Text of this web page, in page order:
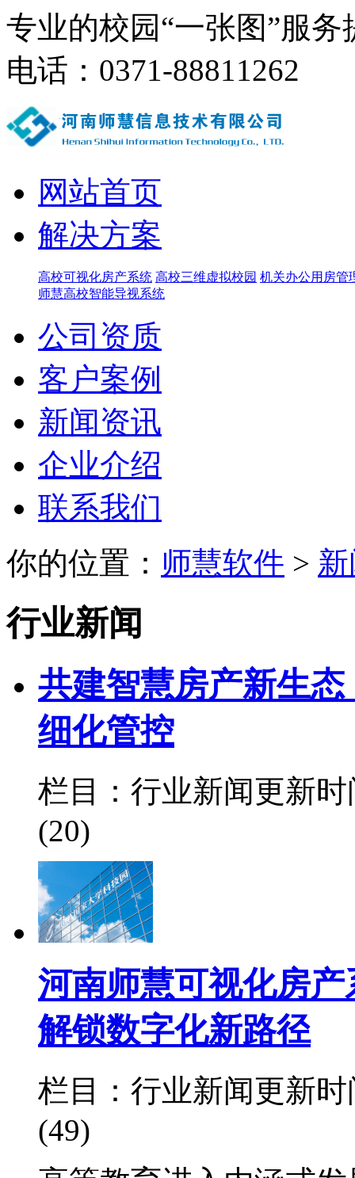
专业的校园“一张图”服务
电话：0371-88811262
网站首页
解决方案
高校可视化房产系统 高校三维虚拟校园 机关办公用房管
师慧高校智能导视系统
公司资质
客户案例
新闻资讯
企业介绍
联系我们
你的位置： 师慧软件 >
行业新闻
共建智慧房产新生
细化管控
栏目：行业新闻更新时
(20)
河南师慧可视化房
解锁数字化新路径
栏目：行业新闻更新时
(49)